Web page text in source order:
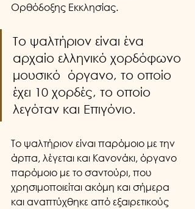
Ορθόδοξης Εκκλησίας.
Το ψαλτήριον είναι ένα
αρχαίο ελληνικό χορδόφωνο
μουσικό  όργανο, το οποίο
έχει 10 χορδές, το οποίο
λεγόταν και Επιγόνιο.
Το ψαλτήριον είναι παρόμοιο με την
άρπα, λέγεται και Κανονάκι, όργανο
παρόμοιο με το σαντούρι, που
χρησιμοποιείται ακόμη και σήμερα
και αναπτύχθηκε από εξαιρετικούς